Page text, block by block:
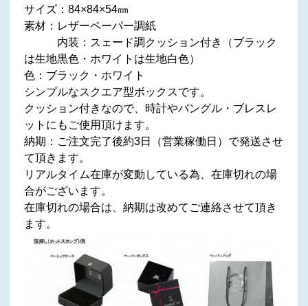
サイズ：84×84×54㎜
素材：レザーペーパー調紙
内装：スェード調クッション付き（ブラック
は生地黒色・ホワイトは生地白色）
色：ブラック・ホワイト
シンプルなスクエア型ボックスです。
クッション付きなので、時計やバングル・ブレスレ
ットにもご使用頂けます。
納期：ご注文完了後約3日（営業稼働日）で発送させ
て頂きます。
リアルタイム在庫が変動している為、在庫切れの場
合がございます。
在庫切れの場合は、納期は改めてご連絡させて頂き
ます。